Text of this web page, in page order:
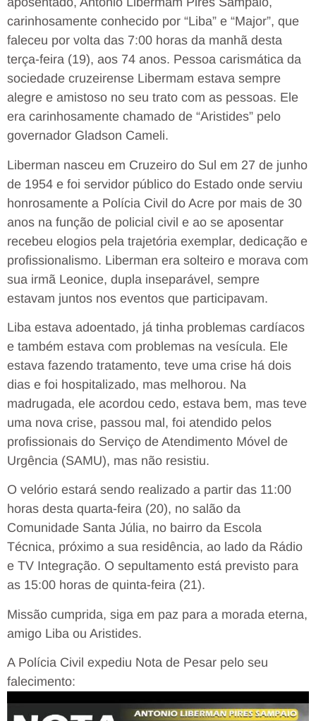
carinhosamente conhecido por “Liba” e “Major”, que
faleceu por volta das 7:00 horas da manhã desta
terça-feira (19), aos 74 anos. Pessoa carismática da
sociedade cruzeirense Libermam estava sempre
alegre e amistoso no seu trato com as pessoas. Ele
era carinhosamente chamado de “Aristides” pelo
governador Gladson Cameli.
Liberman nasceu em Cruzeiro do Sul em 27 de junho
de 1954 e foi servidor público do Estado onde serviu
honrosamente a Polícia Civil do Acre por mais de 30
anos na função de policial civil e ao se aposentar
recebeu elogios pela trajetória exemplar, dedicação e
profissionalismo. Liberman era solteiro e morava com
sua irmã Leonice, dupla inseparável, sempre
estavam juntos nos eventos que participavam.
Liba estava adoentado, já tinha problemas cardíacos
e também estava com problemas na vesícula. Ele
estava fazendo tratamento, teve uma crise há dois
dias e foi hospitalizado, mas melhorou. Na
madrugada, ele acordou cedo, estava bem, mas teve
uma nova crise, passou mal, foi atendido pelos
profissionais do Serviço de Atendimento Móvel de
Urgência (SAMU), mas não resistiu.
O velório estará sendo realizado a partir das 11:00
horas desta quarta-feira (20), no salão da
Comunidade Santa Júlia, no bairro da Escola
Técnica, próximo a sua residência, ao lado da Rádio
e TV Integração. O sepultamento está previsto para
as 15:00 horas de quinta-feira (21).
Missão cumprida, siga em paz para a morada eterna,
amigo Liba ou Aristides.
A Polícia Civil expediu Nota de Pesar pelo seu
falecimento: